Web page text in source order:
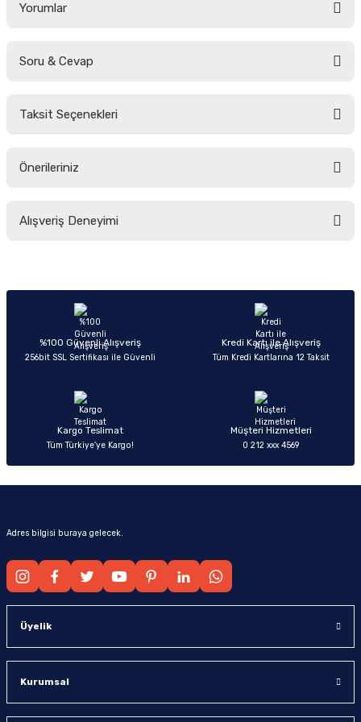
Yorumlar
Soru & Cevap
Taksit Seçenekleri
Önerileriniz
yetersiz gördüğünüz noktaları öneri formunu kullanarak tarafımıza
Ürün açıklamasında eksik bilgiler bulunuyor.
Ürün bilgilerinde hatalar bulunuyor.
Ürün fiyatı diğer sitelerden daha pahalı.
Alışveriş Deneyimi
Sitemize ilk yorumu siz yapın!
%100 Güvenli Alışveriş
256bit SSL Sertifikası ile Güvenli
Kredi Kartı ile Alışveriş
Tüm Kredi Kartlarına 12 Taksit
Kargo Teslimat
Tüm Türkiye’ye Kargo!
Müşteri Hizmetleri
0 212 xxx 4569
Adres bilgisi buraya gelecek.
Üyelik
Kurumsal